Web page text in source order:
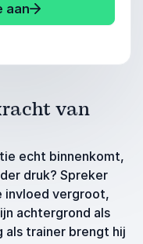
aan
van
echt binnenkomt,
druk? Spreker
invloed vergroot,
achtergrond als
als trainer brengt hij